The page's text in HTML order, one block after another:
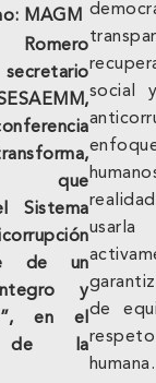
MAGM
que
Sistema
de un
y
en el
de la
social
usarla
de
humana.